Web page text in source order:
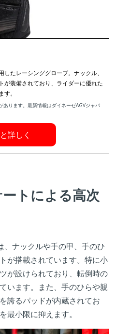
たレーシンググローブ。ナックル、
が装備されており、ライダーに優れた
。
ります。最新情報はダイネーゼAGVジャパ
詳しく
トによる高次
、ナックルや手の甲、手のひ
が搭載されています。特に小
が設けられており、転倒時の
います。また、手のひらや親
誇るパッドが内蔵されてお
最小限に抑えます。